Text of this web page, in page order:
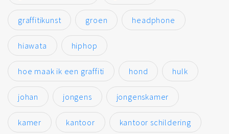
graffitikunst groen headphone
hiawata hiphop
hoe maak ik een graffiti hond hulk
johan jongens jongenskamer
kamer kantoor kantoor schildering